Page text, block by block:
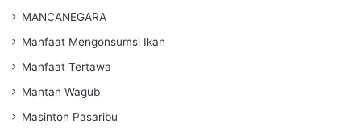
MANCANEGARA
Manfaat Mengonsumsi Ikan
Manfaat Tertawa
Mantan Wagub
Masinton Pasaribu